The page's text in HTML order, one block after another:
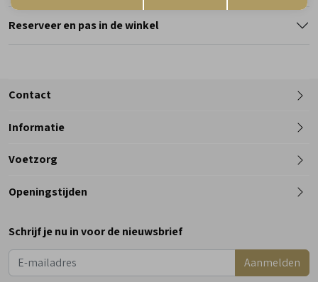
Reserveer en pas in de winkel
Contact
Telefoon
Informatie
Voetzorg
Openingstijden
Dinsdag
Woensdag
9:00 - 18:00
Schrijf je nu in voor de nieuwsbrief
Aanmelden